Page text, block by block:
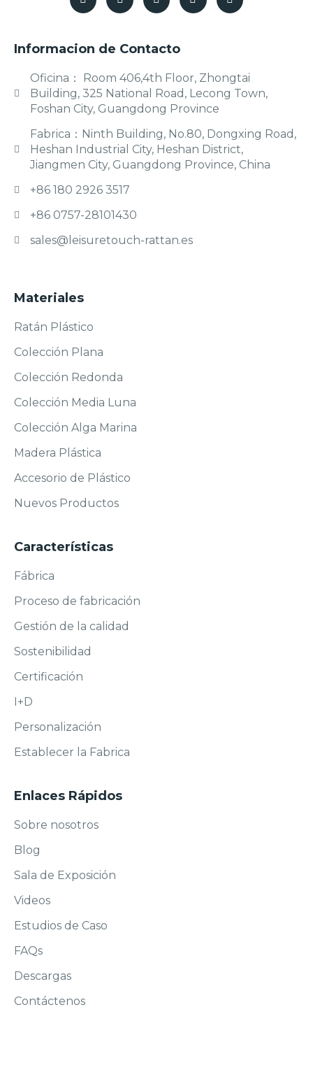
Informacion de Contacto
Oficina： Room 406,4th Floor, Zhongtai
Building, 325 National Road, Lecong Town,
Foshan City, Guangdong Province
Fabrica：Ninth Building, No.80, Dongxing Road,
Heshan Industrial City, Heshan District,
Jiangmen City, Guangdong Province, China
+86 180 2926 3517
+86 0757-28101430
sales@leisuretouch-rattan.es
Materiales
Ratán Plástico
Colección Plana
Colección Redonda
Colección Media Luna
Colección Alga Marina
Madera Plástica
Accesorio de Plástico
Nuevos Productos
Características
Fábrica
Proceso de fabricación
Gestión de la calidad
Sostenibilidad
Certificación
I+D
Personalización
Establecer la Fabrica
Enlaces Rápidos
Sobre nosotros
Blog
Sala de Exposición
Videos
Estudios de Caso
FAQs
Descargas
Contáctenos